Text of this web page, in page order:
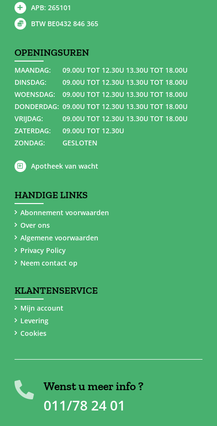
APB: 265101
BTW BE0432 846 365
OPENINGSUREN
MAANDAG:
09.00U TOT 12.30U 13.30U TOT 18.00U
DINSDAG:
09.00U TOT 12.30U 13.30U TOT 18.00U
WOENSDAG:
09.00U TOT 12.30U 13.30U TOT 18.00U
DONDERDAG: 09.00U TOT 12.30U 13.30U TOT 18.00U
VRIJDAG:
09.00U TOT 12.30U 13.30U TOT 18.00U
ZATERDAG:
09.00U TOT 12.30U
ZONDAG:
GESLOTEN
Apotheek van wacht
HANDIGE LINKS
Abonnement voorwaarden
Over ons
Algemene voorwaarden
Privacy Policy
Neem contact op
KLANTENSERVICE
Mijn account
Levering
Cookies
Wenst u meer info ?
011/78 24 01